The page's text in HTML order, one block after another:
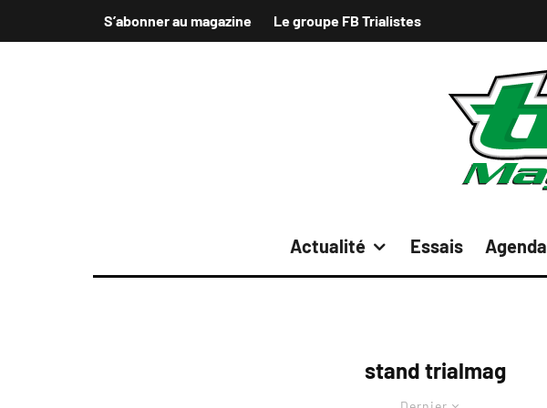
S’abonner au magazine Le groupe FB Trialistes
Actualité Essais Agenda
stand trialmag